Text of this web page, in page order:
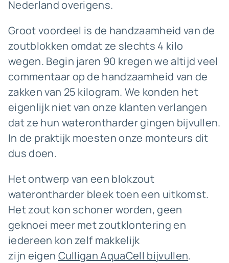
Nederland overigens.
Groot voordeel is de handzaamheid van de
zoutblokken omdat ze slechts 4 kilo
wegen. Begin jaren 90 kregen we altijd veel
commentaar op de handzaamheid van de
zakken van 25 kilogram. We konden het
eigenlijk niet van onze klanten verlangen
dat ze hun waterontharder gingen bijvullen.
In de praktijk moesten onze monteurs dit
dus doen.
Het ontwerp van een blokzout
waterontharder bleek toen een uitkomst.
Het zout kon schoner worden, geen
geknoei meer met zoutklontering en
iedereen kon zelf makkelijk
zijn eigen Culligan AquaCell bijvullen.